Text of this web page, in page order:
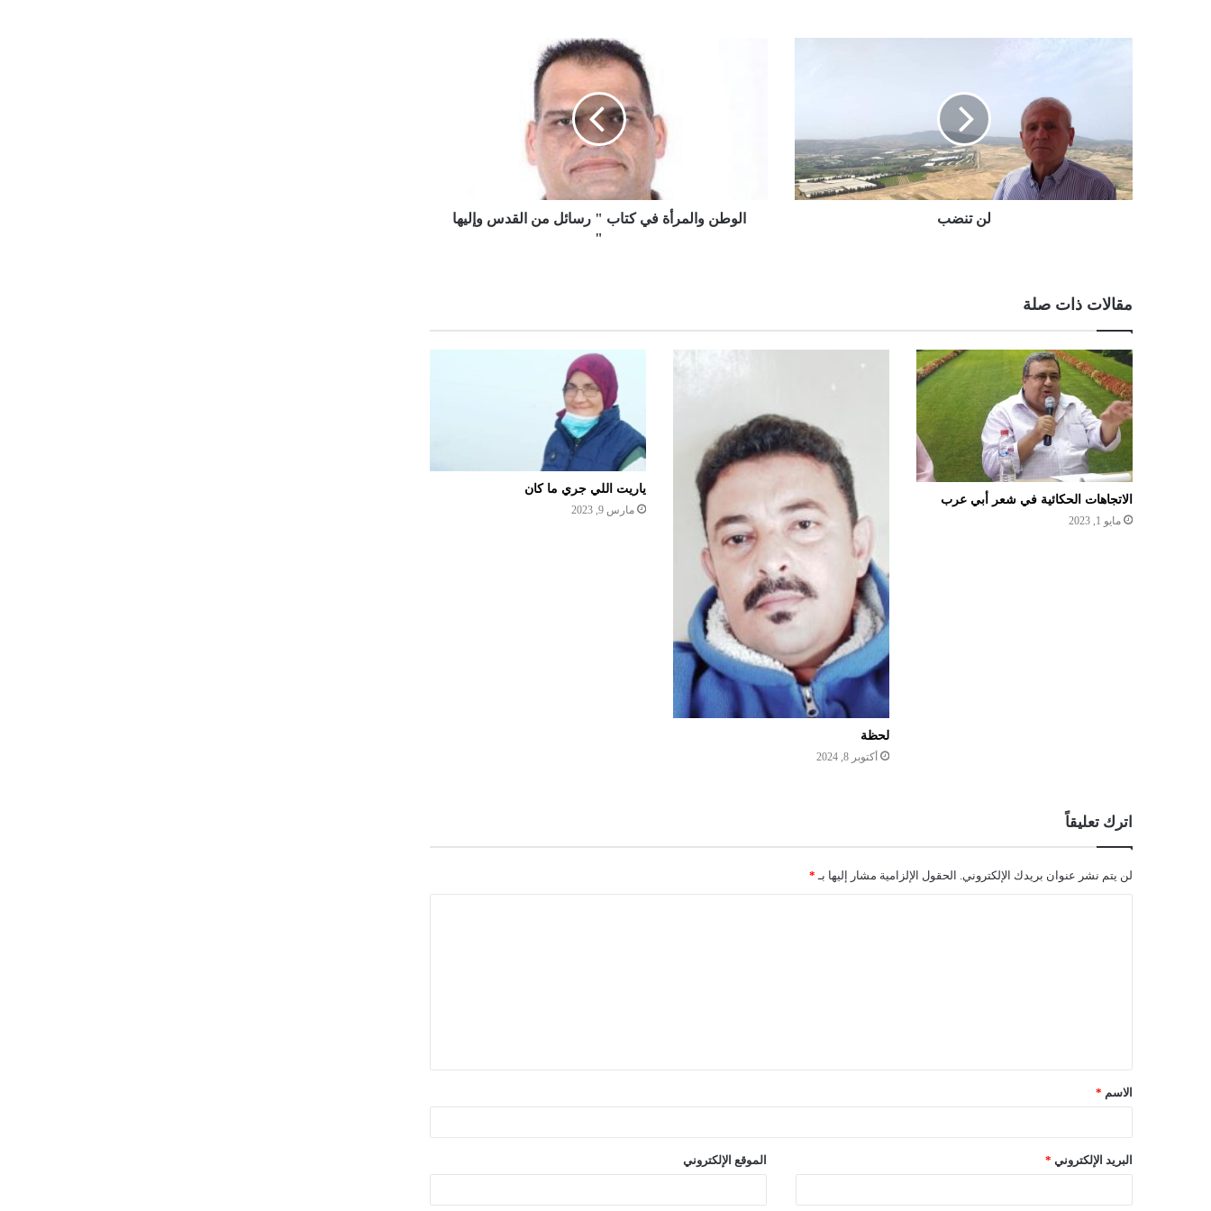
لن تنضب
الوطن والمرأة في كتاب " رسائل من القدس وإليها
"
مقالات ذات صلة
الاتجاهات الحكائية في شعر أبي عرب
مايو 1, 2023
لحظة
أكتوبر 8, 2024
ياريت اللي جري ما كان
مارس 9, 2023
اترك تعليقاً
لن يتم نشر عنوان بريدك الإلكتروني. الحقول الإلزامية مشار إليها بـ *
ق
*الاسم *
البريد الإلكتروني * الموقع الإلكتروني